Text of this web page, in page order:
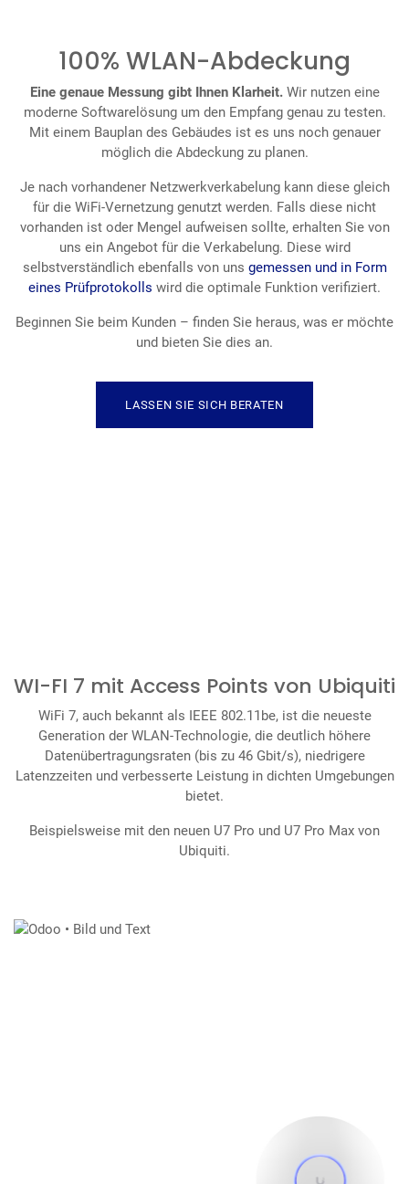
100% WLAN-Abdeckung
Eine genaue Messung gibt Ihnen Klarheit. Wir nutzen eine
moderne Softwarelösung um den Empfang genau zu testen.
Mit einem Bauplan des Gebäudes ist es uns noch genauer
möglich die Abdeckung zu planen.
Je nach vorhandener Netzwerkverkabelung kann diese gleich
für die WiFi-Vernetzung genutzt werden. Falls diese nicht
vorhanden ist oder Mengel aufweisen sollte, erhalten Sie von
uns ein Angebot für die Verkabelung. Diese wird
selbstverständlich ebenfalls von uns gemessen und in Form
eines Prüfprotokolls wird die optimale Funktion verifiziert.
Beginnen Sie beim Kunden – finden Sie heraus, was er möchte
und bieten Sie dies an.
LASSEN SIE SICH BERATEN
WI-FI 7 mit Access Points von Ubiquiti
WiFi 7, auch bekannt als IEEE 802.11be, ist die neueste
Generation der WLAN-Technologie, die deutlich höhere
Datenübertragungsraten (bis zu 46 Gbit/s), niedrigere
Latenzzeiten und verbesserte Leistung in dichten Umgebungen
bietet.
Beispielsweise mit den neuen U7 Pro und U7 Pro Max von
Ubiquiti.